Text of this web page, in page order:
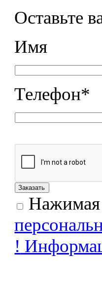
Оставьте
Имя
Телефон*
Нажимая
!